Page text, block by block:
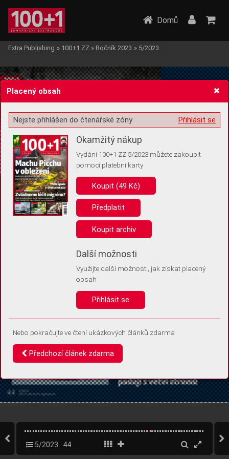
Žádost o souhlas s ukládáním volitelných informací
Pro základní fungování webu nepotřebujeme ukládat žádné informace
(tzv. cookies apod.). Rádi bychom vás ale požádali o souhlas s
uložením volitelných informací:
Anonymní unikátní ID
Díky němu příště poznáme, že se jedná o stejné zařízení, a
Identifikátor je zcela anonymní.
Vaše souhlasy a odmítnutí si ukládáme do vašeho zařízení, abychom se
vás už příště znovu neptali. Můžete je kdykoli později upravit ve Správě
Domů
Extra Publishing » 100+1 ZZ » Ročník 2023 » 5/2023
5/2023 44
Placený obsah
Přihlásit se
Nejste přihlášen do čtenářské zóny
Okamžitý nákup
Vydání 100+1 ZZ 5/2023 můžete zakoupit
pomocí platební karty
Koupit (49 Kč)
Předplatit
Koupit archiv
Další možnosti
Využijte další možnosti, jak získat placený
obsah
Přihlásit se
Nebo pokračujte ve čtení ukázkových článků zdarma
Předchozí článek zdarma